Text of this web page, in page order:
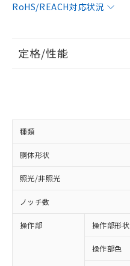
RoHS/REACH対応状況
定格/性能
種類
胴体形状
照光/非照光
ノッチ数
操作部 操作部形状
操作部色